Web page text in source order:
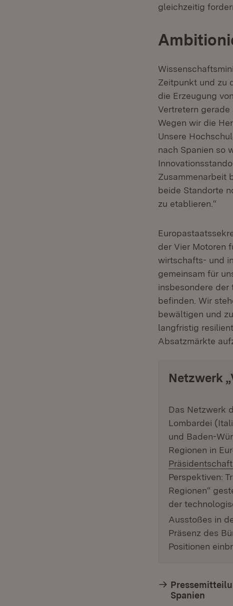
gleichzeitig
Zeitpunkt und zu
die Erzeugung von
Vertretern
Wegen wir die
Unsere
nach Spanien so
Zusammenarbeit
beide Standorte
zu etablieren.“
der Vier Motoren
wirtschafts- und
gemeinsam für
insbesondere der
befinden. Wir
bewältigen und
langfristig
Absatzmärkte
Netzwerk
Das Netzwerk
Lombardei
und Baden-
Regionen in
Perspektiven:
Regionen“
der
Ausstoßes in
Präsenz des
Positionen
Spanien